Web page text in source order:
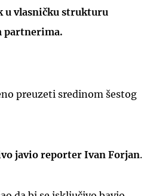
u vlasničku strukturu
partnerima.
preuzeti sredinom šestog
javio reporter Ivan Forjan.